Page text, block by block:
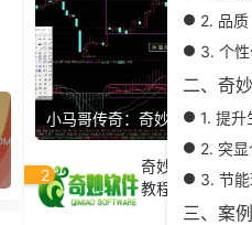
2. 品质
3. 个
二、奇
1. 提升
2. 突显
3. 节
三、案
小马哥传奇：奇妙市场分析的
2
奇妙趋势软件最
教程大全